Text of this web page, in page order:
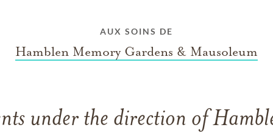
AUX SOINS DE
Hamblen Memory Gardens & Mausoleum
under the direction of